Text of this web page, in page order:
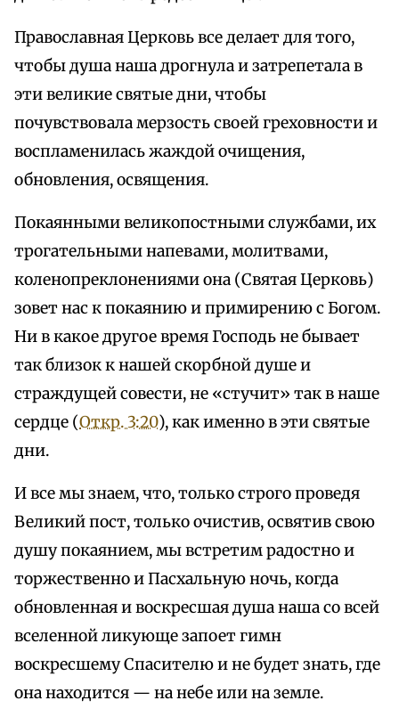
Православная Церковь все делает для того,
чтобы душа наша дрогнула и затрепетала в
эти великие святые дни, чтобы
почувствовала мерзость своей греховности и
воспламенилась жаждой очищения,
обновления, освящения.
Покаянными великопостными службами, их
трогательными напевами, молитвами,
коленопреклонениями она (Святая Церковь)
зовет нас к покаянию и примирению с Богом.
Ни в какое другое время Господь не бывает
так близок к нашей скорбной душе и
страждущей совести, не «стучит» так в наше
сердце (Откр. 3:20), как именно в эти святые
дни.
И все мы знаем, что, только строго проведя
Великий пост, только очистив, освятив свою
душу покаянием, мы встретим радостно и
торжественно и Пасхальную ночь, когда
обновленная и воскресшая душа наша со всей
вселенной ликующе запоет гимн
воскресшему Спасителю и не будет знать, где
она находится — на небе или на земле.